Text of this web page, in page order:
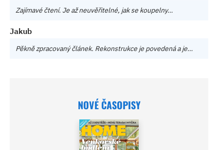
Zajímavé čtení. Je až neuvěřitelné, jak se koupelny…
Jakub
Pěkně zpracovaný článek. Rekonstrukce je povedená a je…
NOVÉ ČASOPISY